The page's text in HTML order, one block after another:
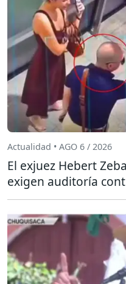
Actualidad • AGO 6 / 2026
El exjuez Hebert
exigen auditoría